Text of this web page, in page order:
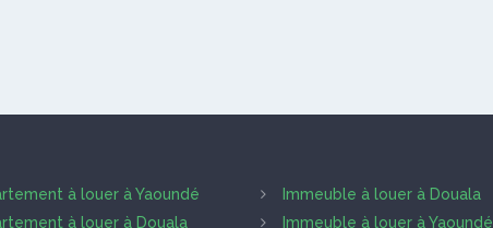
à louer à Yaoundé
à louer à Douala
Immeuble à louer à Douala
Immeuble à louer à Yaoundé